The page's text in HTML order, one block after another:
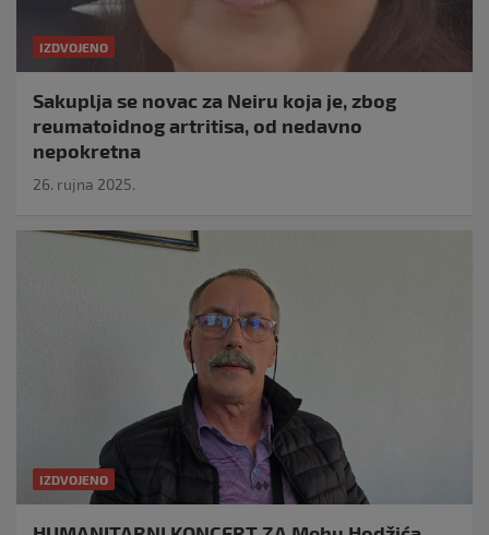
IZDVOJENO
Sakuplja se novac za Neiru koja je, zbog
reumatoidnog artritisa, od nedavno
nepokretna
26. rujna 2025.
IZDVOJENO